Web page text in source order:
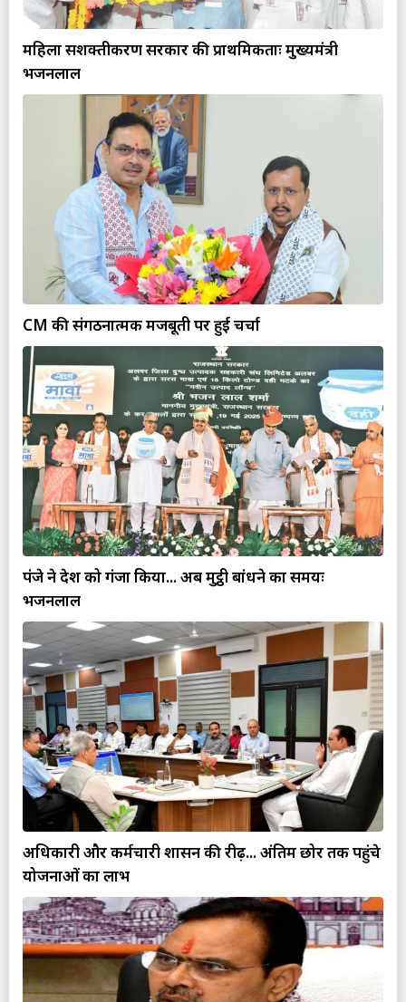
महिला सशक्तीकरण सरकार की प्राथमिकताः मुख्यमंत्री
भजनलाल
CM की संगठनात्मक मजबूती पर हुई चर्चा
पंजे ने देश को गंजा किया... अब मुट्ठी बांधने का समयः
भजनलाल
अधिकारी और कर्मचारी शासन की रीढ़... अंतिम छोर तक पहुंचे
योजनाओं का लाभ